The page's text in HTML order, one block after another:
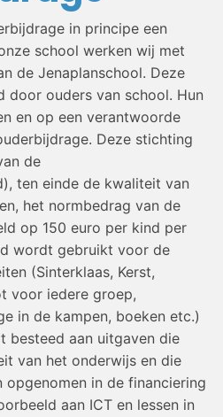
in principe een
school werken wij met
de Jenaplanschool. Deze
ouders van school. Hun
en op een verantwoorde
Deze stichting
de
ten einde de kwaliteit van
het normbedrag van de
op 150 euro per kind per
wordt gebruikt voor de
(Sinterklaas, Kerst,
voor iedere groep,
in de kampen, boeken etc.)
besteed aan uitgaven die
van het onderwijs en die
in de financiering
aan ICT en lessen in